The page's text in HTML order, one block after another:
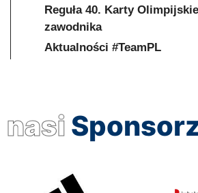
Reguła 40. Karty
zawodnika
Aktualności #TeamPL
nasi